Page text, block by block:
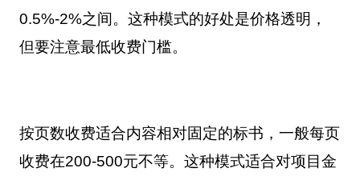
0.5%-2%之间。这种模式的好处是价格透明，
但要注意最低收费门槛。
按页数收费适合内容相对固定的标书，一般每页
收费在200-500元不等。这种模式适合对项目金